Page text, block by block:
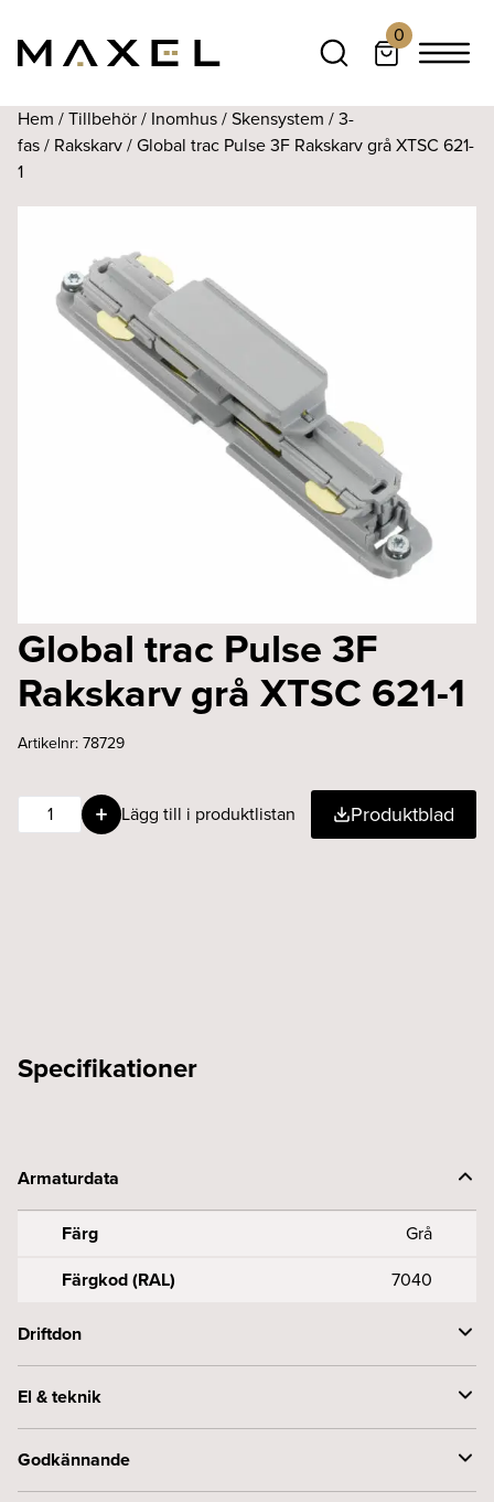
0
Hem /Tillbehör/ Inomhus/Skensystem /3-
fas/ Rakskarv/ Global trac Pulse 3F Rakskarv grå XTSC 621-
1
Global trac Pulse 3F
Rakskarv grå XTSC 621-1
Artikelnr:78729
Global
trac
Lägg till i produktlistan Produktblad
Specifikationer
Armaturdata
Färg
Grå
Färgkod (RAL)
7040
Driftdon
Styrning
El & teknik
Spänning (V)
Godkännande